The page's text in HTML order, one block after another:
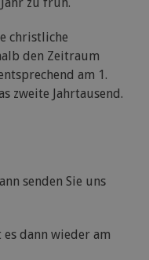
christliche
den Zeitraum
am 1.
zweite Jahrtausend.
senden Sie uns
dann wieder am